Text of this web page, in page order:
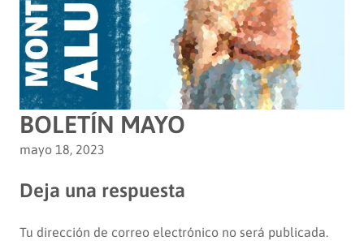
BOLETÍN MAYO
mayo 18, 2023
Deja una respuesta
Tu dirección de correo electrónico no será publicada.